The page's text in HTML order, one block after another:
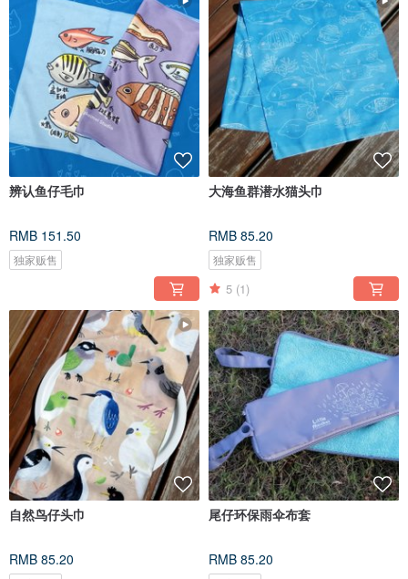
辨认鱼仔毛巾
RMB 151.50
独家贩售
大海鱼群潜水猫头巾
RMB 85.20
独家贩售
5 (1)
自然鸟仔头巾
RMB 85.20
尾仔环保雨伞布套
RMB 85.20